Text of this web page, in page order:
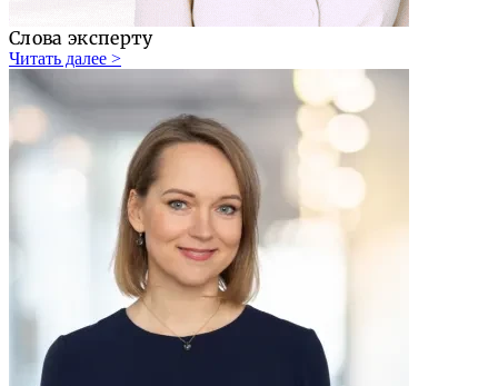
Слова эксперту
Читать далее >